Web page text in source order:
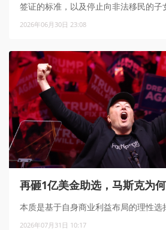
签证的标准，以及停止向非法移民的子
2026年06月30日 23:08
再砸1亿美金助选，马斯克为
本质是基于自身商业利益布局的理性选
2026年07月31日 10:17